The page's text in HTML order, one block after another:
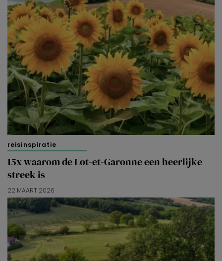
reisinspiratie
15x waarom de Lot-et-Garonne een heerlijke
streek is
22 MAART 2026